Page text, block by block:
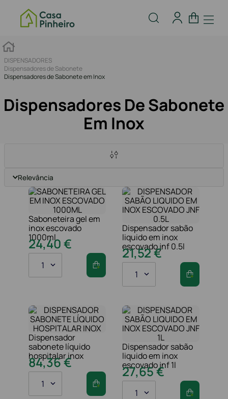
DISPENSADORES
Dispensadores de Sabonete
Dispensadores de Sabonete em Inox
Dispensadores De Sabonete
Em Inox
Relevância
Saboneteira gel em
inox escovado
1000ml
24,40€
1
Dispensador sabão
liquido em inox
escovado jnf 0.5l
21,52€
1
Dispensador
sabonete líquido
hospitalar inox
84,36€
1
Dispensador sabão
liquido em inox
escovado jnf 1l
27,65€
1